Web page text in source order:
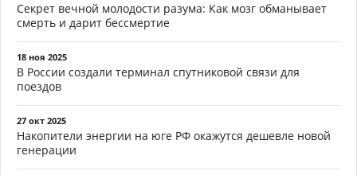
Секрет вечной молодости разума: Как мозг обманывает
смерть и дарит бессмертие
18 ноя 2025
В России создали терминал спутниковой связи для
поездов
27 окт 2025
Накопители энергии на юге РФ окажутся дешевле новой
генерации